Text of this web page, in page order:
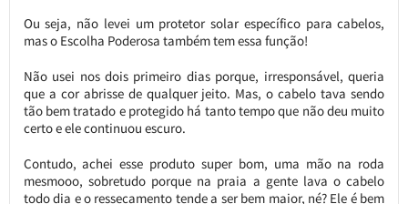
Ou seja, não levei um protetor solar específico para cabelos,
mas o Escolha Poderosa também tem essa função!
Não usei nos dois primeiro dias porque, irresponsável, queria
que a cor abrisse de qualquer jeito. Mas, o cabelo tava sendo
tão bem tratado e protegido há tanto tempo que não deu muito
certo e ele continuou escuro.
Contudo, achei esse produto super bom, uma mão na roda
mesmooo, sobretudo porque na praia a gente lava o cabelo
todo dia e o ressecamento tende a ser bem maior, né? Ele é bem